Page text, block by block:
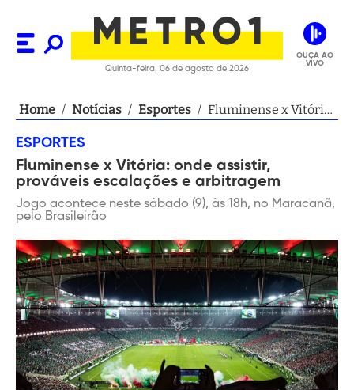
Quinta-feira, 06 de agosto de 2026
OUÇA AO
VIVO
Home / Notícias / Esportes / Fluminense x Vitória:
e arbitragem
ESPORTES
Fluminense x Vitória: onde assistir,
prováveis escalações e arbitragem
Jogo acontece neste sábado (9), às 18h, no Maracanã,
pelo Brasileirão